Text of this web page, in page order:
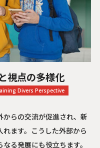
視点の多様化
Divers Perspective
からの交流が促進され、新
ます。こうした外部から
る発展にも役立ちます。